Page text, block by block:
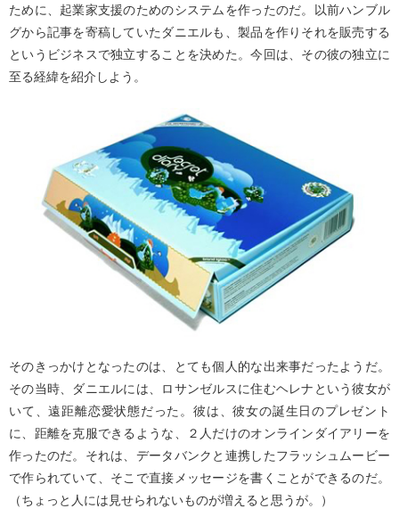
ために、起業家支援のためのシステムを作ったのだ。以前ハンブル
グから記事を寄稿していたダニエルも、製品を作りそれを販売する
というビジネスで独立することを決めた。今回は、その彼の独立に
至る経緯を紹介しよう。
そのきっかけとなったのは、とても個人的な出来事だったようだ。
その当時、ダニエルには、ロサンゼルスに住むヘレナという彼女が
いて、遠距離恋愛状態だった。彼は、彼女の誕生日のプレゼント
に、距離を克服できるような、２人だけのオンラインダイアリーを
作ったのだ。それは、データバンクと連携したフラッシュムービー
で作られていて、そこで直接メッセージを書くことができるのだ。
（ちょっと人には見せられないものが増えると思うが。）